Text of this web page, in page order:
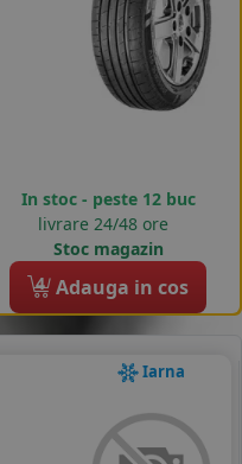
In stoc - peste 12 buc
livrare 24/48 ore
Stoc magazin
4 Adauga in cos
Iarna